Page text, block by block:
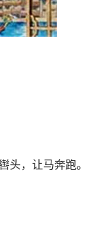
头，让马奔跑。